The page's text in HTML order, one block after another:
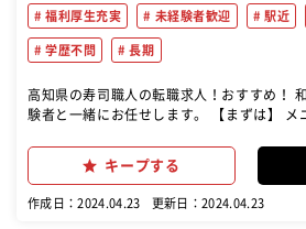
福利厚生充実 未経験者歓迎 駅近
学歴不問 長期
高知県の寿司職人の転職求人！おすすめ！ 和食の調理業務全般を、経
験者と一緒にお任せします。 【まずは】 メニューを覚えながら、先輩
事の流れや手順を覚えていってください。日
ョン・読み書きがあります。 【次に】 オープンまでの時間は、鮮魚の
キープする
作成日：2024.04.23 更新日：2024.04.23